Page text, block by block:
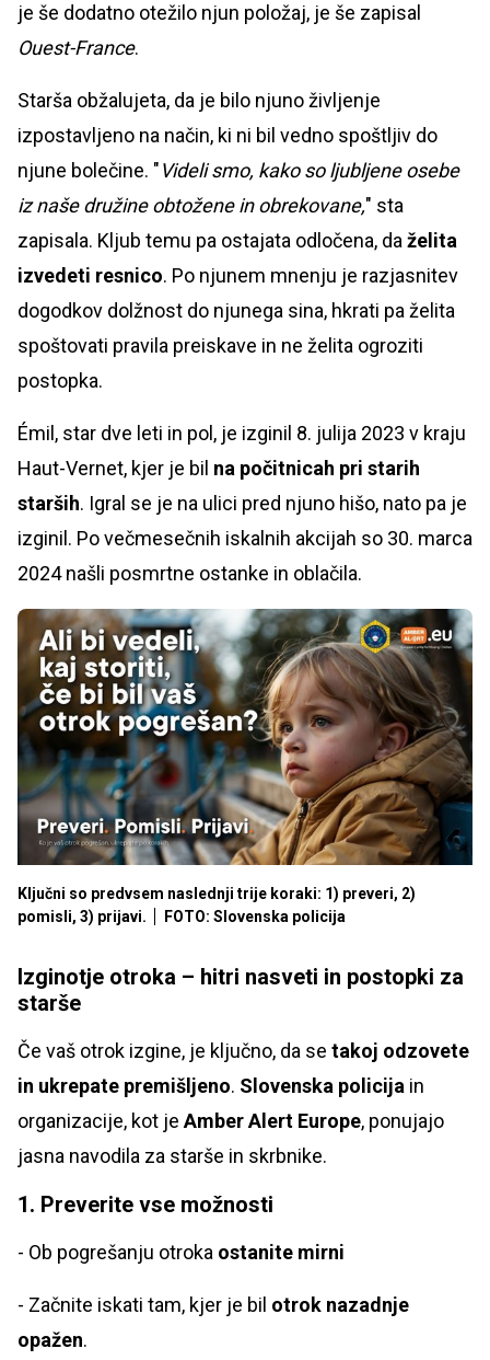
je še dodatno otežilo njun položaj, je še zapisal
Ouest-France.
Starša obžalujeta, da je bilo njuno življenje
izpostavljeno na način, ki ni bil vedno spoštljiv do
njune bolečine. "Videli smo, kako so ljubljene osebe
iz naše družine obtožene in obrekovane," sta
zapisala. Kljub temu pa ostajata odločena, da želita
izvedeti resnico. Po njunem mnenju je razjasnitev
dogodkov dolžnost do njunega sina, hkrati pa želita
spoštovati pravila preiskave in ne želita ogroziti
postopka.
Émil, star dve leti in pol, je izginil 8. julija 2023 v kraju
Haut-Vernet, kjer je bil na počitnicah pri starih
starših. Igral se je na ulici pred njuno hišo, nato pa je
izginil. Po večmesečnih iskalnih akcijah so 30. marca
2024 našli posmrtne ostanke in oblačila.
Ključni so predvsem naslednji trije koraki: 1) preveri, 2)
pomisli, 3) prijavi.
FOTO: Slovenska policija
Izginotje otroka – hitri nasveti in postopki za
starše
Če vaš otrok izgine, je ključno, da se takoj odzovete
in ukrepate premišljeno. Slovenska policija in
organizacije, kot je Amber Alert Europe, ponujajo
jasna navodila za starše in skrbnike.
1. Preverite vse možnosti
- Ob pogrešanju otroka ostanite mirni
- Začnite iskati tam, kjer je bil otrok nazadnje
opažen.